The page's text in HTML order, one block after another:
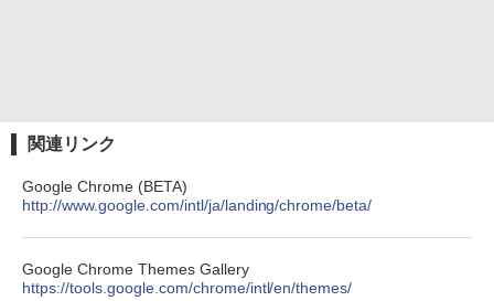
関連リンク
Google Chrome (BETA)
http://www.google.com/intl/ja/landing/chrome/beta/
Google Chrome Themes Gallery
https://tools.google.com/chrome/intl/en/themes/